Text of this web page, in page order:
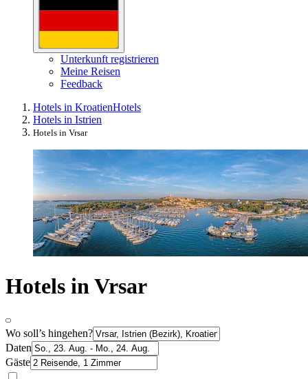
Unterkunft registrieren
Meine Reisen
Feedback
Hotels in KroatienHotels
Hotels in Istrien
Hotels in Vrsar
Hotels in Vrsar
Wo soll’s hingehen?
Daten
Gäste